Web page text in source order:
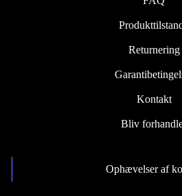
Returnering
Kontakt
Bliv
Ophævelser af